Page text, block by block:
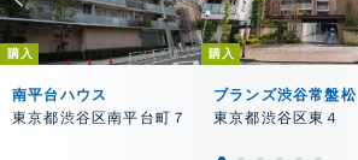
購入
南平台ハウス
東京都渋谷区南平台町７
購入
ブランズ渋谷常盤松
東京都渋谷区東４